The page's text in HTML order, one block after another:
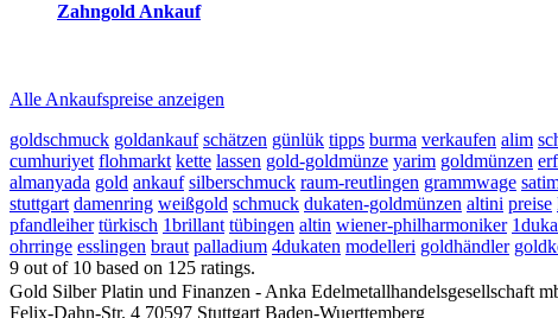
Zahngold Ankauf
Alle Ankaufspreise anzeigen
goldschmuck goldankauf schätzen günlük tipps burma verkaufen alim
cumhuriyet flohmarkt kette lassen gold-goldmünze yarim goldmünzen
almanyada gold ankauf silberschmuck raum-reutlingen grammwage
stuttgart damenring weißgold schmuck dukaten-goldmünzen altini preise
pfandleiher türkisch 1brillant tübingen altin wiener-philharmoniker
ohrringe esslingen braut palladium 4dukaten modelleri goldhändler
9 out of 10 based on 125 ratings.
Gold Silber Platin und Finanzen - Anka Edelmetallhandelsgesellschaft
Felix-Dahn-Str. 4 70597 Stuttgart Baden-Wuerttemberg